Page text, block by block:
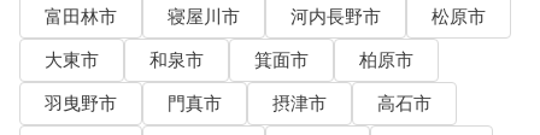
富田林市
寝屋川市 河内長野市
松原市
大東市
和泉市 箕面市
柏原市
羽曳野市
門真市 摂津市
高石市